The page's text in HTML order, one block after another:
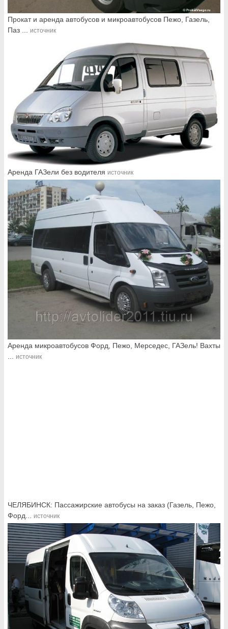
Прокат и аренда автобусов и микроавтобусов Пежо, Газель,
Паз ...
источник
Аренда ГАЗели без водителя источник
Аренда микроавтобусов Форд, Пежо, Мерседес, ГАЗель! Вахты
... источник
ЧЕЛЯБИНСК: Пассажирские автобусы на заказ (Газель, Пежо,
Форд... источник